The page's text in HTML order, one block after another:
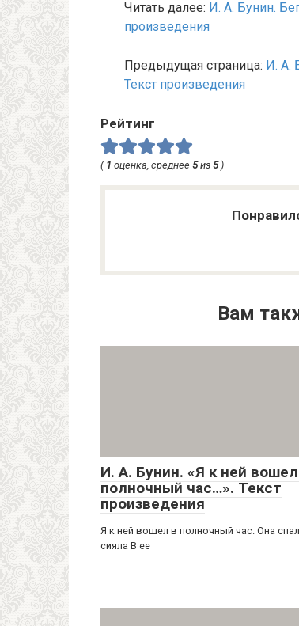
Читать далее: И. А. Бунин.
произведения
Предыдущая страница: И. А.
Текст произведения
Рейтинг
( 1 оценка, среднее 5из 5)
Вам
И. А. Бунин. «Я к ней
полночный час…». Текст
произведения
Я к ней вошел в полночный час. Она
сияла В ее